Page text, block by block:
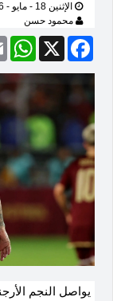
الإثنين 18 - مايو - 2026
محمود حسن
Facebook
X
يواصل النجم